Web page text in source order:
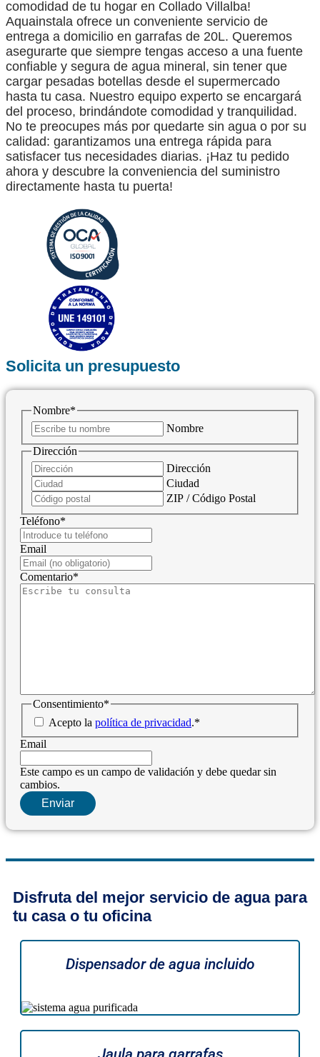
comodidad de tu hogar en Collado Villalba!
Aquainstala ofrece un conveniente servicio de
entrega a domicilio en garrafas de 20L. Queremos
asegurarte que siempre tengas acceso a una fuente
confiable y segura de agua mineral, sin tener que
cargar pesadas botellas desde el supermercado
hasta tu casa. Nuestro equipo experto se encargará
del proceso, brindándote comodidad y tranquilidad.
No te preocupes más por quedarte sin agua o por su
calidad: garantizamos una entrega rápida para
satisfacer tus necesidades diarias. ¡Haz tu pedido
ahora y descubre la conveniencia del suministro
directamente hasta tu puerta!
Solicita un presupuesto
Nombre*
Nombre
Dirección
Dirección
Ciudad
ZIP / Código Postal
Teléfono*
Email
Comentario*
Consentimiento*
Acepto la política de privacidad.*
Email
Este campo es un campo de validación y debe quedar sin
cambios.
Disfruta del mejor servicio de agua para
tu casa o tu oficina
Dispensador de agua incluido